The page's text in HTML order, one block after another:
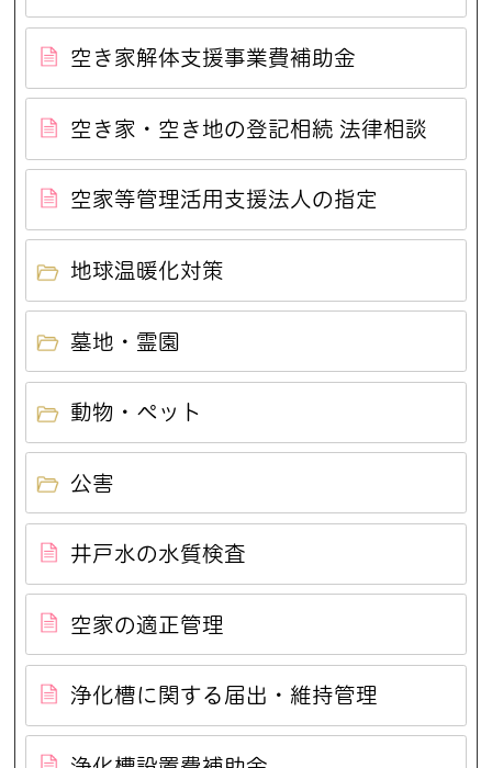
空き家解体支援事業費補助金
空き家・空き地の登記相続 法律相談
空家等管理活用支援法人の指定
地球温暖化対策
墓地・霊園
動物・ペット
公害
井戸水の水質検査
空家の適正管理
浄化槽に関する届出・維持管理